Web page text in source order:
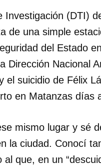
(DTI)
de una simple
del Estado
Dirección Nacional
el suicidio de Félix
en Matanzas días
mismo lugar y sé
la ciudad. Conocí
que, en un